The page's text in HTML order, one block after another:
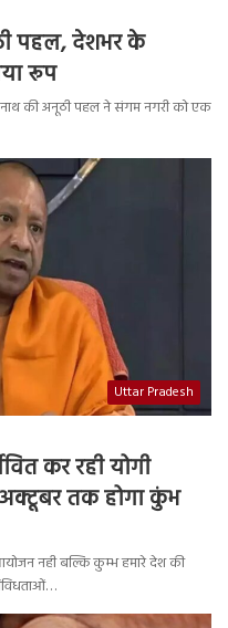
पहल, देशभर के
रूप
की अनूठी पहल ने संगम नगरी को एक
Uttar Pradesh
कर रही योगी
अक्टूबर तक होगा कुंभ
नही बल्कि कुम्भ हमारे देश की